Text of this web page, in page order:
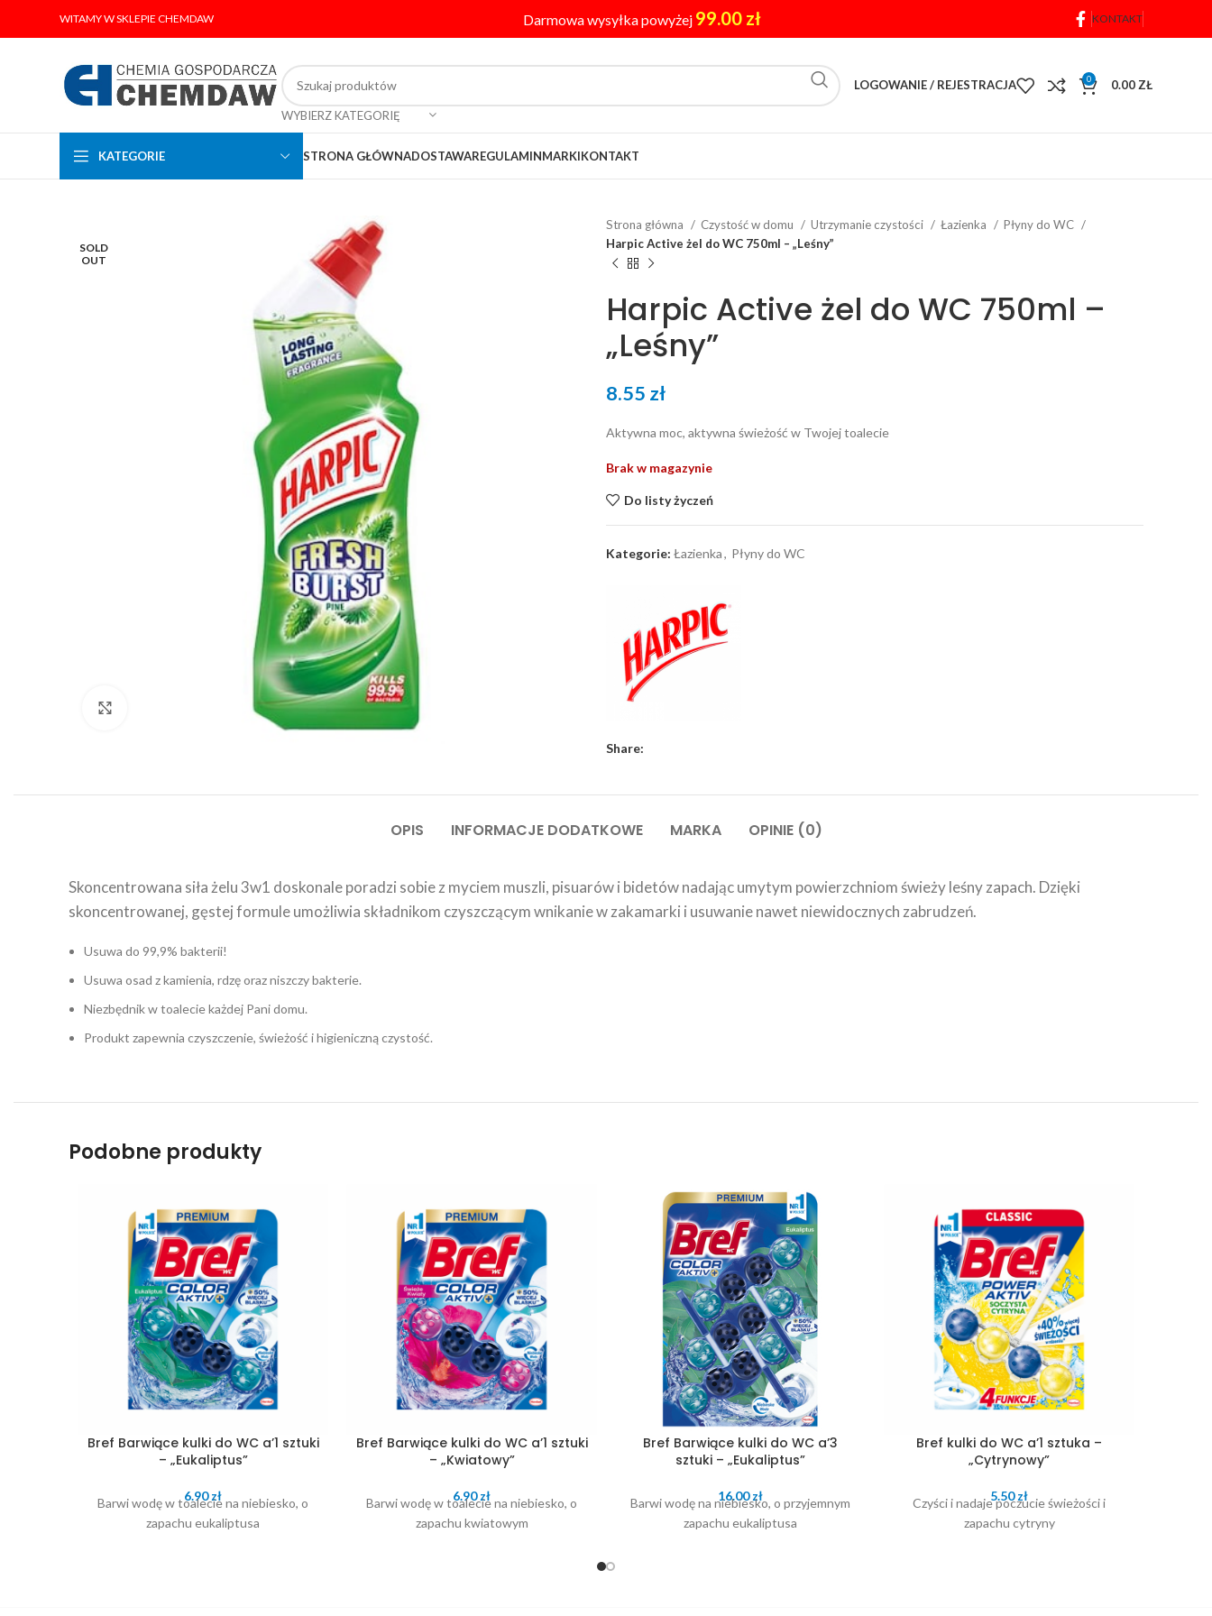
WITAMY W SKLEPIE CHEMDAW Darmowa wysyłka powyżej 99.00 zł KONTAKT
WYBIERZ KATEGORIĘ
LOGOWANIE / REJESTRACJA 0 0.00 ZŁ
KATEGORIE STRONA GŁÓWNADOSTAWAREGULAMINMARKIKONTAKT
SOLD
OUT
Strona główna Czystość w domu Utrzymanie czystości Łazienka
Płyny do WC
Harpic Active żel do WC 750ml – „Leśny”
Harpic Active żel do WC 750ml –
„Leśny”
8.55 zł
Aktywna moc, aktywna świeżość w Twojej toalecie
Brak w magazynie
Do listy życzeń
Kategorie: Łazienka, Płyny do WC
Share:
OPIS INFORMACJE DODATKOWE MARKA OPINIE (0)
Skoncentrowana siła żelu 3w1 doskonale poradzi sobie z myciem muszli, pisuarów i bidetów nadając umytym powierzchniom świeży leśny zapach. Dzięki
skoncentrowanej, gęstej formule umożliwia składnikom czyszczącym wnikanie w zakamarki i usuwanie nawet niewidocznych zabrudzeń.
Usuwa do 99,9% bakterii!
Usuwa osad z kamienia, rdzę oraz niszczy bakterie.
Niezbędnik w toalecie każdej Pani domu.
Produkt zapewnia czyszczenie, świeżość i higieniczną czystość.
Podobne produkty
Bref Barwiące kulki do WC a’1 sztuki
– „Eukaliptus”
6.90zł
Barwi wodę w toalecie na niebiesko, o
zapachu eukaliptusa
Bref Barwiące kulki do WC a’1 sztuki
– „Kwiatowy”
6.90zł
Barwi wodę w toalecie na niebiesko, o
zapachu kwiatowym
Bref Barwiące kulki do WC a’3
sztuki – „Eukaliptus”
16.00zł
Barwi wodę na niebiesko, o przyjemnym
zapachu eukaliptusa
Bref kulki do WC a’1 sztuka –
„Cytrynowy”
5.50zł
Czyści i nadaje poczucie świeżości i
zapachu cytryny